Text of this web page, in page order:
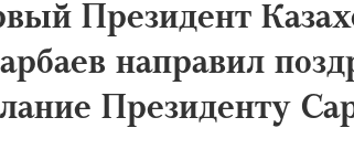
Президент
направил
Президенту